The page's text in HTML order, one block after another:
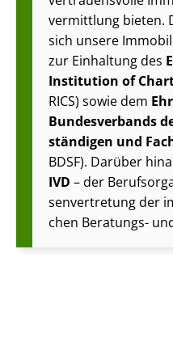
vermittlung bieten.
sich unsere
zur Einhaltung des
Institution of
RICS) sowie dem
Bundesverbands
stän­di­gen und
BDSF). Darüber
IVD – der
sen­ver­tre­tung der
chen Beratungs-